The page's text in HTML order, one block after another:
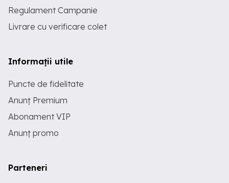
Regulament Campanie
Livrare cu verificare colet
Informații utile
Puncte de fidelitate
Anunț Premium
Abonament VIP
Anunț promo
Parteneri